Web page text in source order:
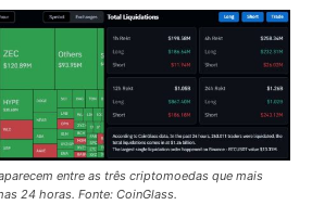
entre as três criptomoedas que mais
24 horas. Fonte: CoinGlass.